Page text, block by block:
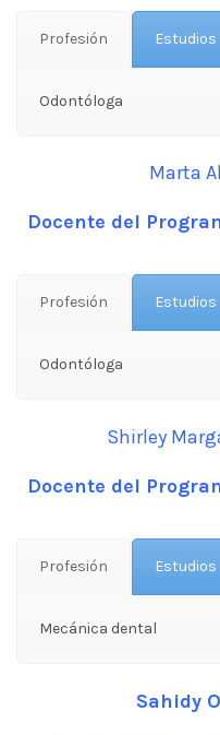
Profesión Estudios
Odontóloga
Marta
Docente del
Profesión Estudios
Odontóloga
Shirley
Docente del
Profesión Estudios
Mecánica dental
Sahidy